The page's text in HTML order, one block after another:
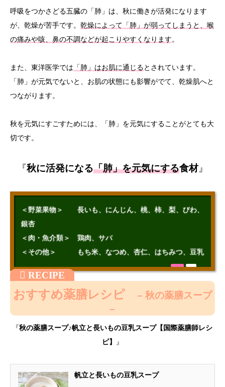
呼吸をつかさどる五臓の「肺」は、秋に働きが活発になります
が、乾燥が苦手です。 乾燥によって「肺」が弱ってしまうと、喉
の痛みや咳、鼻の不調などが起こりやすくなります。
また、東洋医学では 「肺」はお肌に通じるとされています。
「肺」が元気でないと、お肌の状態にも影響がでて、乾燥肌へと
つながります。
秋を元気にすごすためには、「肺」を元気にすることがとても大
切です。
『秋に活発になる「肺」を元気にする食材』
＜野菜果物＞ 長いも、にんじん、桃、柿、梨、びわ、
銀杏
＜肉・魚介類＞ 鶏肉、サバ
＜その他＞ もち米、なつめ、杏仁、はちみつ、豆乳
おすすめ薬膳レシピ
– 秋の薬膳スープ
–
『秋の薬膳スープ♪帆立と長いもの豆乳スープ【国際薬膳師レシ
ピ】 』
帆立と長いもの豆乳スープ